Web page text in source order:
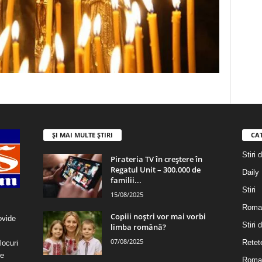
ȘI MAI MULTE ȘTIRI
Pirateria TV în creștere în
Regatul Unit – 300.000 de
familii...
15/08/2025
Copiii noștri vor mai vorbi
limba română?
07/08/2025
Stiri
Daily
Stiri
Stiri